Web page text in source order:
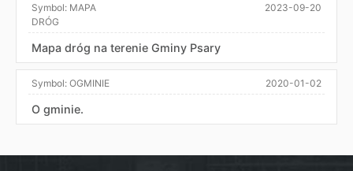
Symbol: MAPA
DRÓG
2023-09-20
Mapa dróg na terenie Gminy Psary
Symbol: OGMINIE 2020-01-02
O gminie.